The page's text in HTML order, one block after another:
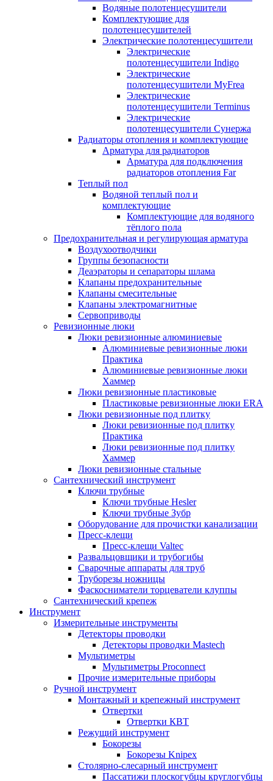
Водяные полотенцесушители
Комплектующие для
полотенцесушителей
Электрические полотенцесушители
Электрические
полотенцесушители Indigo
Электрические
полотенцесушители MyFrea
Электрические
полотенцесушители Terminus
Электрические
полотенцесушители Сунержа
Радиаторы отопления и комплектующие
Арматура для радиаторов
Арматура для подключения
радиаторов отопления Far
Теплый пол
Водяной теплый пол и
комплектующие
Комплектующие для водяного
тёплого пола
Предохранительная и регулирующая арматура
Воздухоотводчики
Группы безопасности
Деаэраторы и сепараторы шлама
Клапаны предохранительные
Клапаны смесительные
Клапаны электромагнитные
Сервоприводы
Ревизионные люки
Люки ревизионные алюминиевые
Алюминиевые ревизионные люки
Практика
Алюминиевые ревизионные люки
Хаммер
Люки ревизионные пластиковые
Пластиковые ревизионные люки ERA
Люки ревизионные под плитку
Люки ревизионные под плитку
Практика
Люки ревизионные под плитку
Хаммер
Люки ревизионные стальные
Сантехнический инструмент
Ключи трубные
Ключи трубные Hesler
Ключи трубные Зубр
Оборудование для прочистки канализации
Пресс-клещи
Пресс-клещи Valtec
Развальцовщики и трубогибы
Сварочные аппараты для труб
Труборезы ножницы
Фаскосниматели торцеватели клуппы
Сантехнический крепеж
Инструмент
Измерительные инструменты
Детекторы проводки
Детекторы проводки Mastech
Мультиметры
Мультиметры Proconnect
Прочие измерительные приборы
Ручной инструмент
Монтажный и крепежный инструмент
Отвертки
Отвертки КВТ
Режущий инструмент
Бокорезы
Бокорезы Knipex
Столярно-слесарный инструмент
Пассатижи плоскогубцы круглогубцы